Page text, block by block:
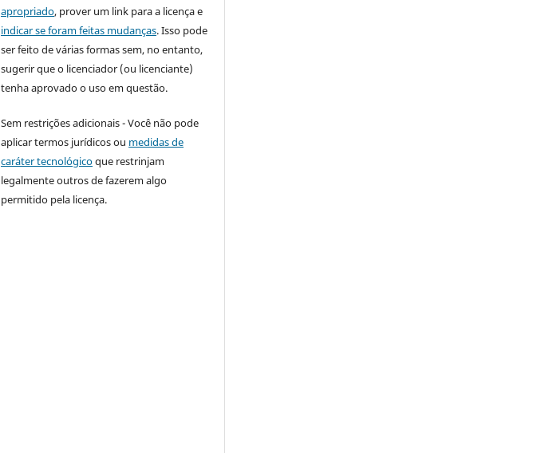
apropriado, prover um link para a licença e
indicar se foram feitas mudanças. Isso pode
ser feito de várias formas sem, no entanto,
sugerir que o licenciador (ou licenciante)
tenha aprovado o uso em questão.
Sem restrições adicionais - Você não pode
aplicar termos jurídicos ou medidas de
caráter tecnológicoque restrinjam
legalmente outros de fazerem algo
permitido pela licença.